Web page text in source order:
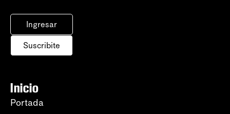
Ingresar
Suscribite
Inicio
Portada